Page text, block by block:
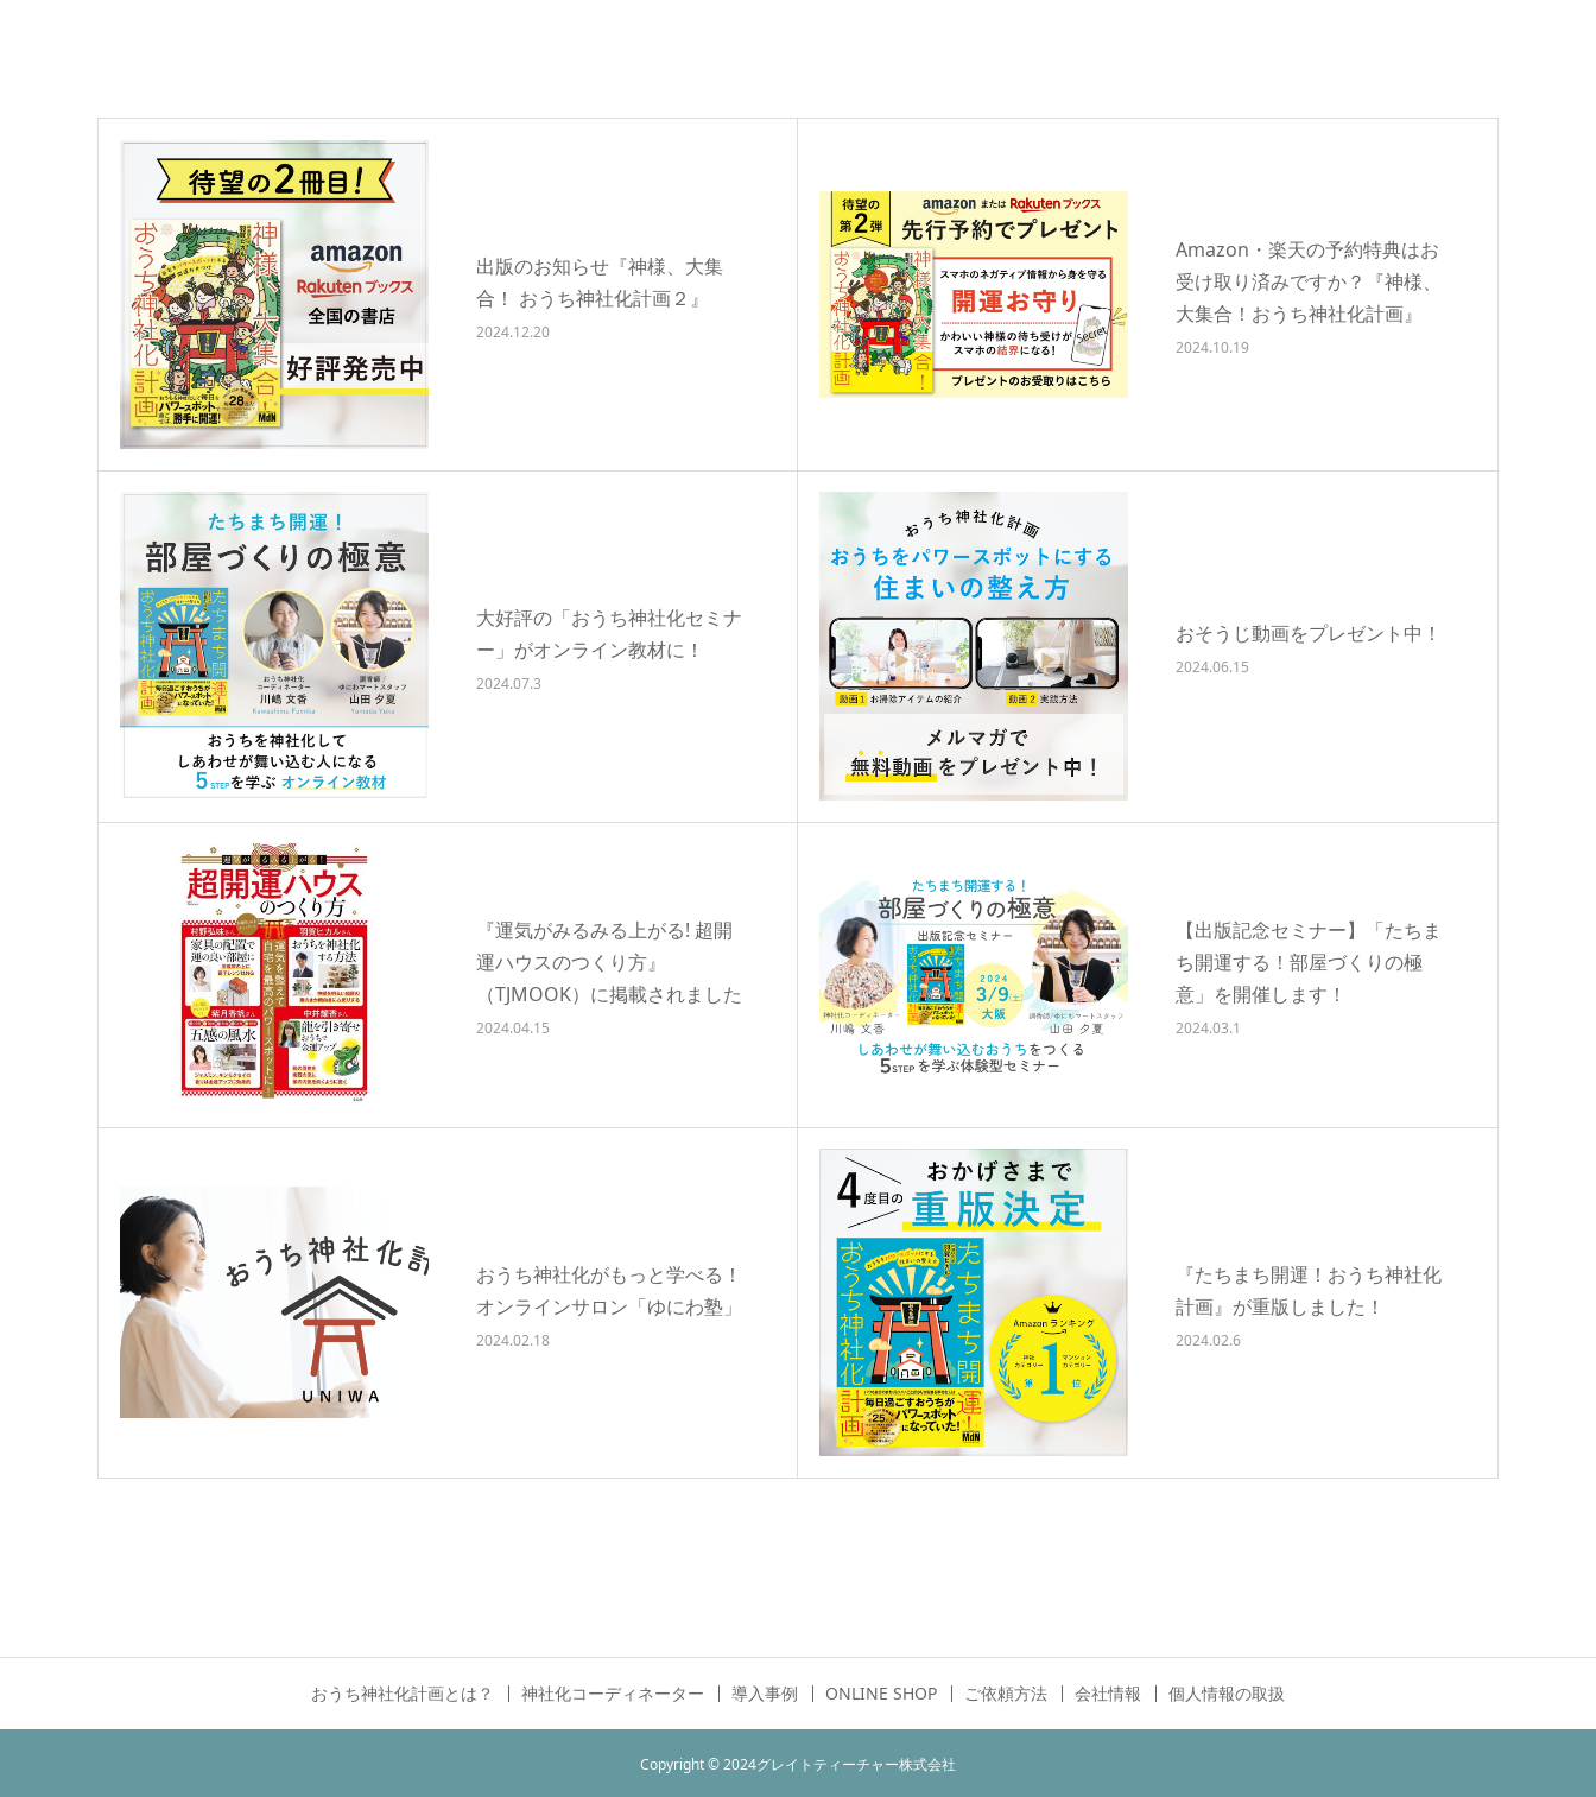
出版のお知らせ『神様、大集
合！ おうち神社化計画２』
2024.12.20
Amazon・楽天の予約特典はお
受け取り済みですか？『神様、
大集合！おうち神社化計画』
2024.10.19
大好評の「おうち神社化セミナ
ー」がオンライン教材に！
2024.07.3
おそうじ動画をプレゼント中！
2024.06.15
『運気がみるみる上がる! 超開
運ハウスのつくり方』
（TJMOOK）に掲載されました
2024.04.15
【出版記念セミナー】「たちま
ち開運する！部屋づくりの極
意」を開催します！
2024.03.1
おうち神社化がもっと学べる！
オンラインサロン「ゆにわ塾」
2024.02.18
『たちまち開運！おうち神社化
計画』が重版しました！
2024.02.6
おうち神社化計画とは？ 神社化コーディネーター 導入事例 ONLINE SHOP ご依頼方法 会社情報 個人情報の取扱
Copyright © 2024グレイトティーチャー株式会社